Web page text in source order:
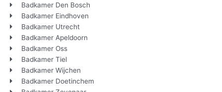
Badkamer Den Bosch
Badkamer Eindhoven
Badkamer Utrecht
Badkamer Apeldoorn
Badkamer Oss
Badkamer Tiel
Badkamer Wijchen
Badkamer Doetinchem